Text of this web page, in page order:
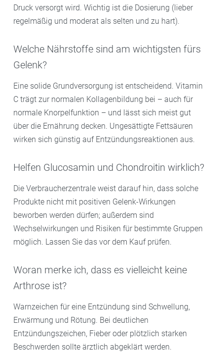
Druck versorgt wird. Wichtig ist die Dosierung (lieber
regelmäßig und moderat als selten und zu hart).
Welche Nährstoffe sind am wichtigsten fürs
Gelenk?
Eine solide Grundversorgung ist entscheidend. Vitamin
C trägt zur normalen Kollagenbildung bei – auch für
normale Knorpelfunktion – und lässt sich meist gut
über die Ernährung decken. Ungesättigte Fettsäuren
wirken sich günstig auf Entzündungsreaktionen aus.
Helfen Glucosamin und Chondroitin wirklich?
Die Verbraucherzentrale weist darauf hin, dass solche
Produkte nicht mit positiven Gelenk-Wirkungen
beworben werden dürfen; außerdem sind
Wechselwirkungen und Risiken für bestimmte Gruppen
möglich. Lassen Sie das vor dem Kauf prüfen.
Woran merke ich, dass es vielleicht keine
Arthrose ist?
Warnzeichen für eine Entzündung sind Schwellung,
Erwärmung und Rötung. Bei deutlichen
Entzündungszeichen, Fieber oder plötzlich starken
Beschwerden sollte ärztlich abgeklärt werden.